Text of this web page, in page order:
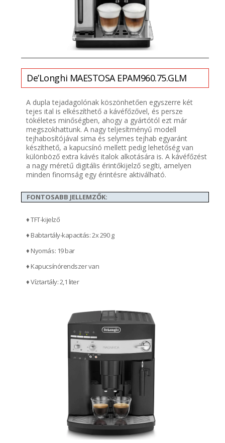
De’Longhi MAESTOSA EPAM960.75.GLM
A dupla tejadagolónak köszönhetően egyszerre két
tejes ital is elkészíthető a kávéfőzővel, és persze
tökéletes minőségben, ahogy a gyártótól ezt már
megszokhattunk. A nagy teljesítményű modell
tejhabosítójával sima és selymes tejhab egyaránt
készíthető, a kapucsínó mellett pedig lehetőség van
különböző extra kávés italok alkotására is. A kávéfőzést
a nagy méretű digitális érintőkijelző segíti, amelyen
minden finomság egy érintésre aktiválható.
FONTOSABB JELLEMZŐK:
♦ TFT-kijelző
♦ Babtartály-kapacitás: 2x 290 g
♦ Nyomás: 19 bar
♦ Kapucsínórendszer van
♦ Víztartály: 2,1 liter